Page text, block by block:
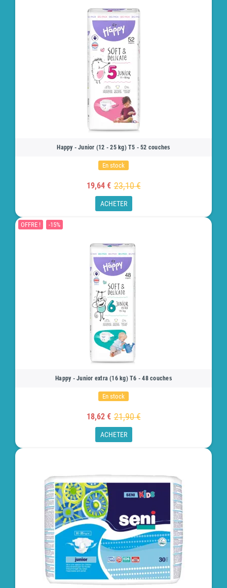
Happy - Junior (12 - 25 kg) T5 - 52 couches
En stock
19,64 € 23,10 €
ACHETER
OFFRE ! -15%
Happy - Junior extra (16 kg) T6 - 48 couches
En stock
18,62 € 21,90 €
ACHETER